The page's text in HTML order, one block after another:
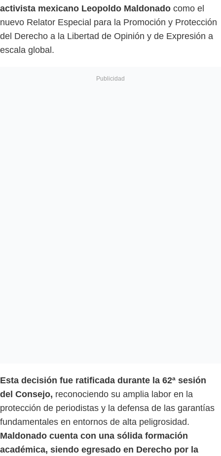
activista mexicano Leopoldo Maldonado como el
nuevo Relator Especial para la Promoción y Protección
del Derecho a la Libertad de Opinión y de Expresión a
escala global.
Esta decisión fue ratificada durante la 62ª sesión
del Consejo, reconociendo su amplia labor en la
protección de periodistas y la defensa de las garantías
fundamentales en entornos de alta peligrosidad.
Maldonado cuenta con una sólida formación
académica, siendo egresado en Derecho por la